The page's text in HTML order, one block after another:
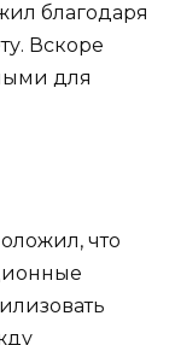
благодаря
Вскоре
для
что